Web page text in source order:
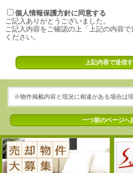
1. 全社的な管理
部門、組織ごとに個人情報保護の責任
取り組みます。
2. 同意の原則
個人情報を提供・登録いただく場合は
口などをお知らせし、同意いただいた
す。
3.不正利用の禁止
個人情報は提供・登録いただく際に同
のみ利用いたします。正当な理由のあ
くその個人情報を第三者へ開示・提供す
4.外部委託先の選定および監督
個人情報保護方針に同意する
ご記入ありがとうございました。
ご記入内容をご確認の上「上記の内容
ください。
※物件掲載内容と現況に相違がある場合は
一つ前のページへ